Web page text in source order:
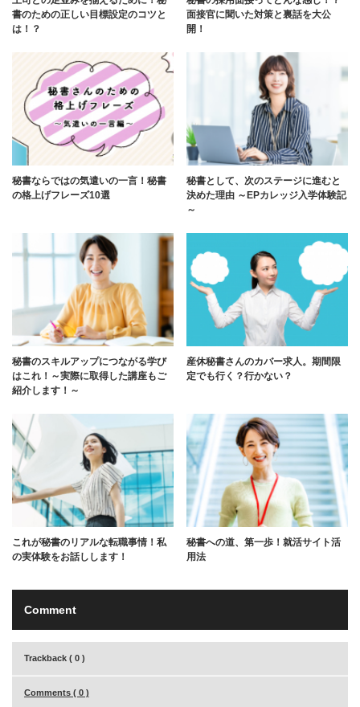
書のための正しい目標設定のコツと
は！？
面接官に聞いた対策と裏話を大公
開！
秘書ならではの気遣いの一言！秘書
の格上げフレーズ10選
秘書として、次のステージに進むと
決めた理由 ～EPカレッジ入学体験記
～
秘書のスキルアップにつながる学び
はこれ！～実際に取得した講座もご
紹介します！～
産休秘書さんのカバー求人。期間限
定でも行く？行かない？
これが秘書のリアルな転職事情！私
の実体験をお話しします！
秘書への道、第一歩！就活サイト活
用法
Comment
Trackback ( 0 )
Comments ( 0 )